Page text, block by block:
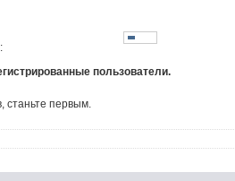
пользователи.
станьте первым.